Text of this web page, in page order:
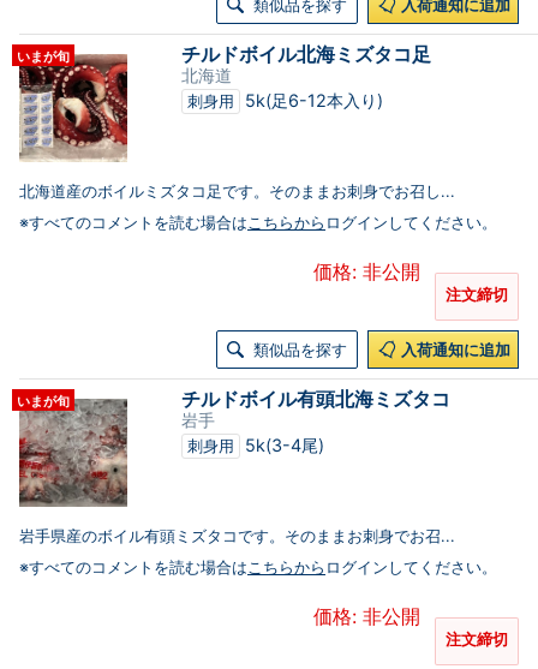
類似品を探す 入荷通知に追加
いまが旬 チルドボイル北海ミズタコ足
北海道
刺身用 5k(足6-12本入り)
北海道産のボイルミズタコ足です。そのままお刺身でお召し...
※すべてのコメントを読む場合はこちらから ログインしてください。
価格: 非公開
注文締切
類似品を探す 入荷通知に追加
いまが旬 チルドボイル有頭北海ミズタコ
岩手
刺身用 5k(3-4尾)
岩手県産のボイル有頭ミズタコです。そのままお刺身でお召...
※すべてのコメントを読む場合はこちらから ログインしてください。
価格: 非公開
注文締切